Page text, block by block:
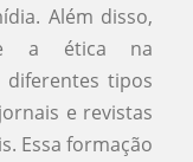
Além disso,
a ética na
tipos
e revistas
Essa formação